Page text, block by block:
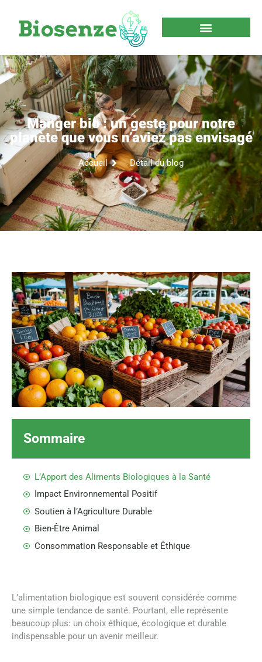
Manger bio : un geste pour notre
planète que vous n’aviez pas envisagé
Accueil Détail du blog
Sommaire
L’Apport des Aliments Biologiques à la Santé
Impact Environnemental Positif
Soutien à l’Agriculture Durable
Bien-Être Animal
Consommation Responsable et Éthique
L’alimentation biologique est souvent considérée comme
une simple tendance de santé. Pourtant, elle représente
beaucoup plus: un choix éthique, écologique et durable
indispensable pour un avenir meilleur.